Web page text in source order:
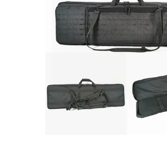
Nós damos boas-vindas sinceramente